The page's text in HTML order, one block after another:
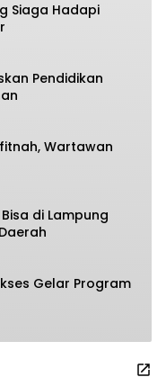
Siaga Hadapi
Pendidikan
Wartawan
di Lampung
Gelar Program